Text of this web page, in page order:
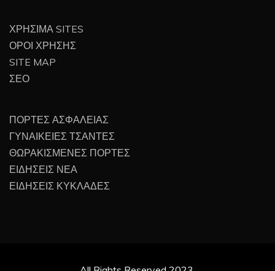
ΧΡΗΣΙΜΑ SITES
ΟΡΟΙ ΧΡΗΣΗΣ
SITE MAP
ΣΕΟ
ΠΟΡΤΕΣ ΑΣΦΑΛΕΙΑΣ
ΓΥΝΑΙΚΕΙΕΣ ΤΣΑΝΤΕΣ
ΘΩΡΑΚΙΣΜΕΝΕΣ ΠΟΡΤΕΣ
ΕΙΔΗΣΕΙΣ ΝΕΑ
ΕΙΔΗΣΕΙΣ ΚΥΚΛΑΔΕΣ